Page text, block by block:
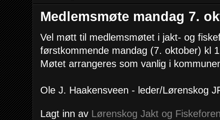
Medlemsmøte mandag 7.
Vel møtt til medlemsmøtet i jakt- og
førstkommende mandag (7. oktober) kl
Møtet arrangeres som vanlig i
Ole J. Haakensveen - leder/Lørenskog
Lagt inn av Lørenskog Jakt og